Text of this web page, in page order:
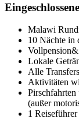
Malawi
10 Nächte in
Lokale
Alle
Aktivitäten
(außer
1